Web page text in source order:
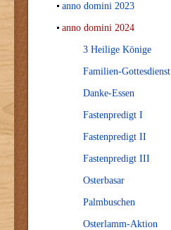
anno domini 2023
anno domini 2024
3 Heilige Könige
Familien-Gottesdienst
Danke-Essen
Fastenpredigt I
Fastenpredigt II
Fastenpredigt III
Osterbasar
Palmbuschen
Osterlamm-Aktion